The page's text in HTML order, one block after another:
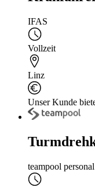
IFAS
Vollzeit
Linz
Unser Kunde
teampool